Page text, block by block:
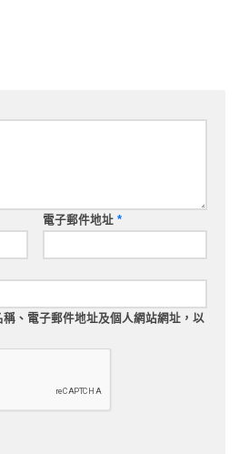
電子郵件地址 *
稱、電子郵件地址及個人網站網址，以